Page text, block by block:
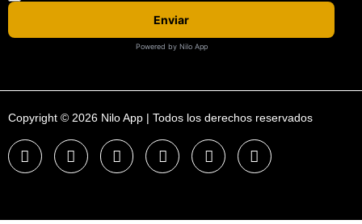
Enviar
Powered by Nilo App
Copyright © 2026 Nilo App | Todos los derechos reservados